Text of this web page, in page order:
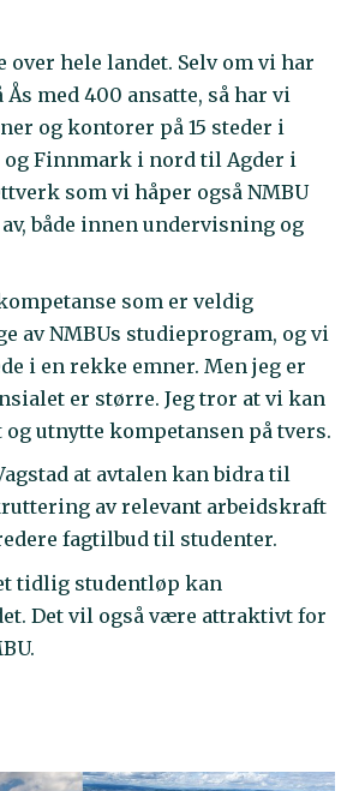
over hele landet. Selv om vi har
Ås med 400 ansatte, så har vi
og kontorer på 15 steder i
og Finnmark i nord til Agder i
som vi håper også NMBU
både innen undervisning og
som er veldig
av NMBUs studieprogram, og vi
i en rekke emner. Men jeg er
er større. Jeg tror at vi kan
utnytte kompetansen på tvers.
at avtalen kan bidra til
av relevant arbeidskraft
fagtilbud til studenter.
tidlig studentløp kan
Det vil også være attraktivt for